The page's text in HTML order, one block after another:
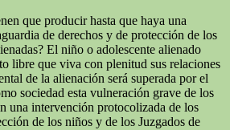
que producir hasta que haya una
de derechos y de protección de los
El niño o adolescente alienado
libre que viva con plenitud sus relaciones
de la alienación será superada por el
sociedad esta vulneración grave de los
una intervención protocolizada de los
de los niños y de los Juzgados de